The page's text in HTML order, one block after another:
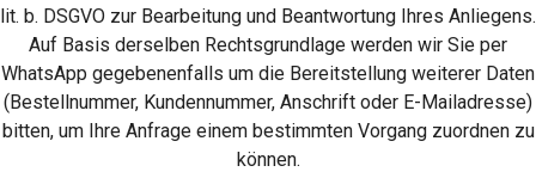
lit. b. DSGVO zur Bearbeitung und Beantwortung Ihres Anliegens.
Auf Basis derselben Rechtsgrundlage werden wir Sie per
WhatsApp gegebenenfalls um die Bereitstellung weiterer Daten
(Bestellnummer, Kundennummer, Anschrift oder E-Mailadresse)
bitten, um Ihre Anfrage einem bestimmten Vorgang zuordnen zu
können.